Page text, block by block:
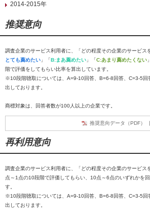
2014-2015年
推奨意向
調査企業のサービス利用者に、「どの程度その企業のサービス
とても薦めたい 」「B:まあ薦めたい 」「C:あまり薦めたくない
階で評価をしてもらい比率を算出しています。
※10段階聴取については、A=9-10回答、B=6-8回答、C=3-5回
出しております。
商標対象は、回答者数が100人以上の企業です。
推奨意向データ（PDF）
再利用意向
調査企業のサービス利用者に、「どの程度その企業のサービス
点～1点の10段階で評価してもらい、10点～6点のいずれかを
す。
※10段階聴取については、A=9-10回答、B=6-8回答、C=3-5回
出しております。